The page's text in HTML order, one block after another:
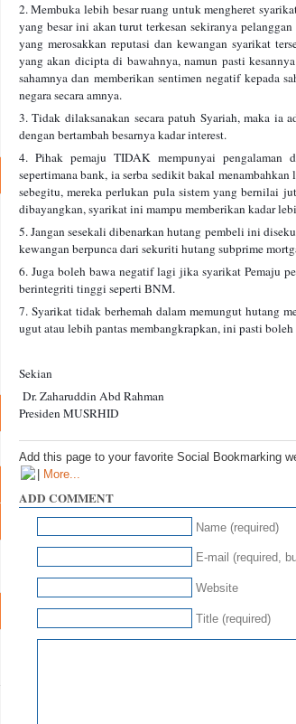
2. Membuka lebih besar ruang untuk mengheret
yang besar ini akan turut terkesan sekiranya
yang merosakkan reputasi dan kewangan syarikat
yang akan dicipta di bawahnya, namun pasti
sahamnya dan memberikan sentimen negatif kepada
negara secara amnya.
3. Tidak dilaksanakan secara patuh Syariah, maka ia
dengan bertambah besarnya kadar interest.
4. Pihak pemaju TIDAK mempunyai pengalaman
sepertimana bank, ia serba sedikit bakal
sebegitu, mereka perlukan pula sistem yang bernilai
dibayangkan, syarikat ini mampu memberikan kadar
5. Jangan sesekali dibenarkan hutang pembeli ini
kewangan berpunca dari sekuriti hutang subprime
6. Juga boleh bawa negatif lagi jika syarikat Pemaju
berintegriti tinggi seperti BNM.
7. Syarikat tidak berhemah dalam memungut hutang
ugut atau lebih pantas membangkrapkan, ini pasti
Sekian
Dr. Zaharuddin Abd Rahman
Presiden MUSRHID
Add this page to your favorite Social Bookmarking
| More...
ADD COMMENT
Name (required)
E-mail (required,
Website
Title (required)